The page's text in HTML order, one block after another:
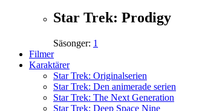
Star Trek: Prodigy
Säsonger: 1
Filmer
Karaktärer
Star Trek: Originalserien
Star Trek: Den animerade serien
Star Trek: The Next Generation
Star Trek: Deep Space Nine